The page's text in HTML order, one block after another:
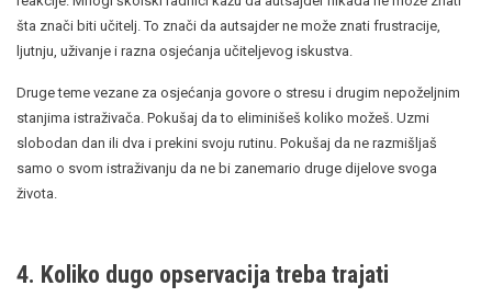
šta znači biti učitelj. To znači da autsajder ne može znati frustracije,
ljutnju, uživanje i razna osjećanja učiteljevog iskustva.
Druge teme vezane za osjećanja govore o stresu i drugim nepoželjnim
stanjima istraživača. Pokušaj da to eliminišeš koliko možeš. Uzmi
slobodan dan ili dva i prekini svoju rutinu. Pokušaj da ne razmišljaš
samo o svom istraživanju da ne bi zanemario druge dijelove svoga
života.
4. Koliko dugo opservacija treba trajati